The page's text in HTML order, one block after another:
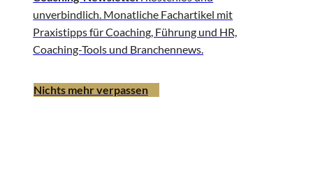
unverbindlich. Monatliche Fachartikel mit
Praxistipps für Coaching, Führung und HR,
Coaching-Tools und Branchennews.
Nichts mehr verpassen